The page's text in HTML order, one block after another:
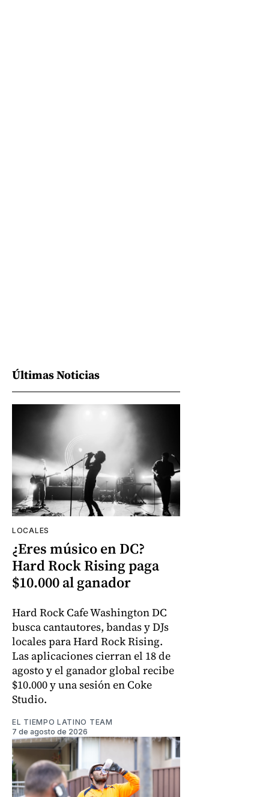
Últimas Noticias
LOCALES
¿Eres músico en DC?
Hard Rock Rising paga
$10.000 al ganador
Hard Rock Cafe Washington DC
busca cantautores, bandas y DJs
locales para Hard Rock Rising.
Las aplicaciones cierran el 18 de
agosto y el ganador global recibe
$10.000 y una sesión en Coke
Studio.
EL TIEMPO LATINO TEAM
7 de agosto de 2026